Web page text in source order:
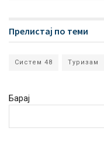
Прелистај по теми
Систем 48 Туризам
Барај